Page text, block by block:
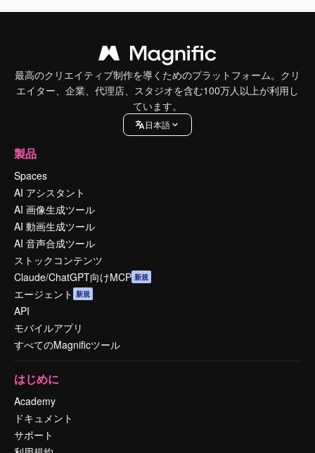
最高のクリエイティブ制作を導くためのプラットフォーム。クリ
エイター、企業、代理店、スタジオを含む100万人以上が利用し
ています。
日本語
製品
Spaces
AI アシスタント
AI 画像生成ツール
AI 動画生成ツール
AI 音声合成ツール
ストックコンテンツ
Claude/ChatGPT向けMCP 新規
エージェント 新規
API
モバイルアプリ
すべてのMagnificツール
はじめに
Academy
ドキュメント
サポート